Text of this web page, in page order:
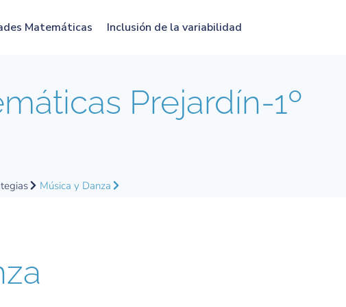
Matemáticas Inclusión de la variabilidad
Prejardín-1º
Música y Danza